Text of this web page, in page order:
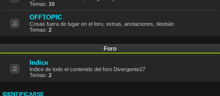
Temas: 10
OFFTOPIC
Cosas fuera de lugar en el foro, extras, anotaciones, desbán
Temas: 2
Foro
Indice
Indice de todo el contenido del foro Divergente27
Temas: 2
IDENTIFICARSE